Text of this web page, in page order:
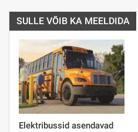
SULLE VÕIB KA MEELDIDA
Elektribussid asendavad